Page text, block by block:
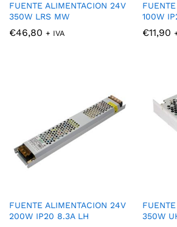
FUENTE ALIMENTACION 24V
350W LRS MW
€46,80 + IVA
100W
€11,90
FUENTE ALIMENTACION 24V
200W IP20 8.3A LH
350W